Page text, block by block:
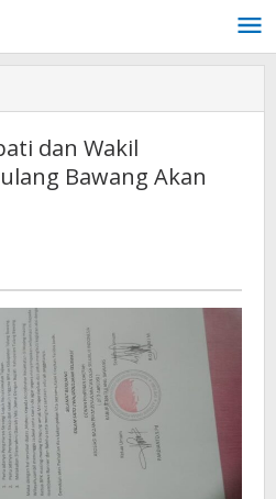
Janji
Bupati
dan
Wakil
Mengelar
Aksi
dan Wakil
Bawang Akan